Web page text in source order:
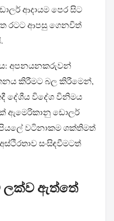
ආදායම පෙර සිට
රටට ආපසු ගෙනවිත්
අපනයනකරුවන්
කිරීමට බල කිරීමෙන්,
දේශීය විදේශ විනිමය
ඇමෙරිකානු ඩොලර්
වටිනාකම ශක්තිමත්
සංසිඳවීමටත්
ලක්ව ඇත්තේ